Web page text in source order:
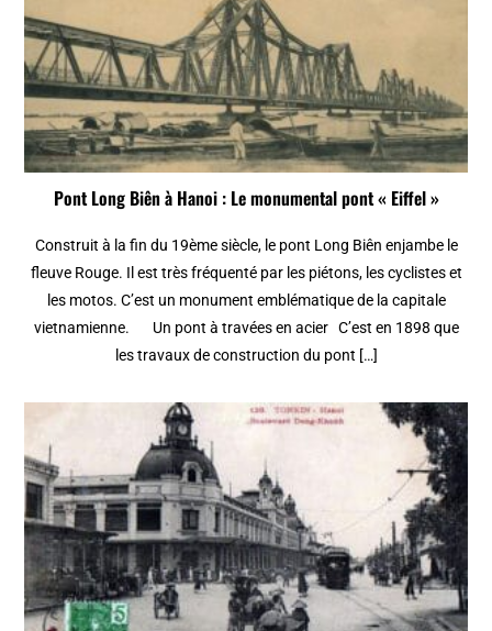
Pont Long Biên à Hanoi : Le monumental pont « Eiffel »
Construit à la fin du 19ème siècle, le pont Long Biên enjambe le
fleuve Rouge. Il est très fréquenté par les piétons, les cyclistes et
les motos. C’est un monument emblématique de la capitale
vietnamienne. Un pont à travées en acier C’est en 1898 que
les travaux de construction du pont […]